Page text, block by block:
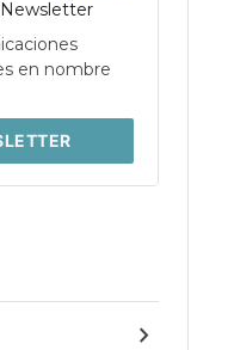
en nombre